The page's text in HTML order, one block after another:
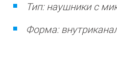
Тип: наушники с
Форма: